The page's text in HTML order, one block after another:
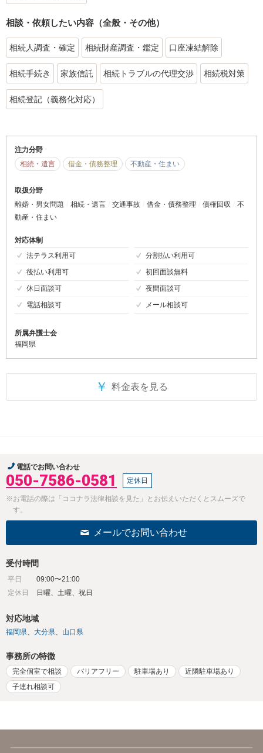
相談・依頼したい内容（全般・その他）
相続人調査・確定 相続財産調査・鑑定 口座凍結解除
相続手続き 家族信託 相続トラブルの代理交渉 相続税対策
相続登記（義務化対応）
注力分野
相続・遺言
借金・債務整理 不動産・住まい
取扱分野
離婚・男女問題
相続・遺言 交通事故 借金・債務整理 債権回収
不
動産・住まい
対応体制
法テラス利用可
分割払い利用可
後払い利用可
初回面談無料
休日面談可
夜間面談可
電話相談可
メール相談可
所属弁護士会
福岡県
￥ 料金表を見る
電話でお問い合わせ
050-7586-0581 定休日
※お電話の際は「ココナラ法律相談を見た」とお伝えいただくとスムーズで
す。
メールでお問い合わせ
受付時間
平日
09:00〜21:00
定休日
日曜、土曜、祝日
対応地域
福岡県 大分県 山口県
事務所の特徴
完全個室で相談 バリアフリー 駐車場あり
近隣駐車場あり
子連れ相談可